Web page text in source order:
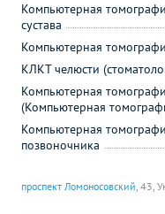
проспект Ломоносовский, 43,
Компьютерная
сустава
Компьютерная
КЛКТ челюсти
Компьютерная
(Компьютерная
Компьютерная
позвоночника